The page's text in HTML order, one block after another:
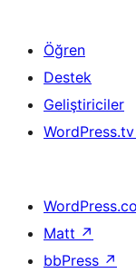
Öğren
Destek
Geliştiriciler
WordPress.tv
Matt ↗
bbPress ↗